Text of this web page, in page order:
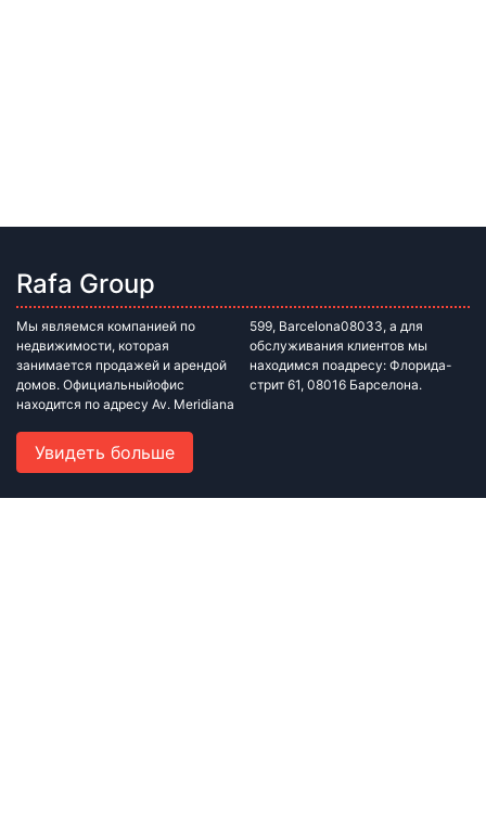
Rafa Group
Мы являемся компанией по
недвижимости, которая
занимается продажей и арендой
домов. Официальныйофис
находится по адресу Av. Meridiana
599, Barcelona08033, а для
обслуживания клиентов мы
находимся поадресу: Флорида-
стрит 61, 08016 Барселона.
Увидеть больше
Навигация